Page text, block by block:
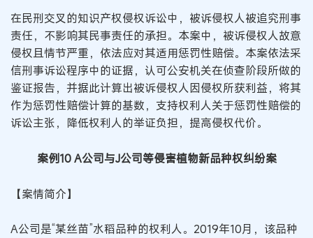
在民刑交叉的知识产权侵权诉讼中，被诉侵权人被追究刑事
责任，不影响其民事责任的承担。本案中，被诉侵权人故意
侵权且情节严重，依法应对其适用惩罚性赔偿。本案依法采
信刑事诉讼程序中的证据，认可公安机关在侦查阶段所做的
鉴证报告，并据此计算出被诉侵权人因侵权所获利益，将其
作为惩罚性赔偿计算的基数，支持权利人关于惩罚性赔偿的
诉讼主张，降低权利人的举证负担，提高侵权代价。
案例10 A公司与J公司等侵害植物新品种权纠纷案
【案情简介】
A公司是“某丝苗”水稻品种的权利人。2019年10月，该品种